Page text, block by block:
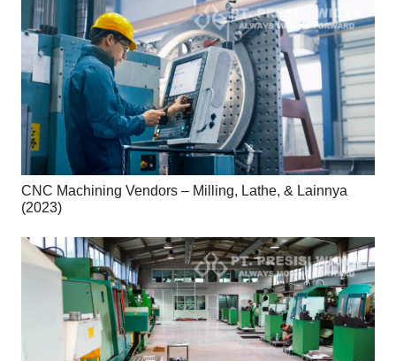
CNC Machining Vendors – Milling, Lathe, & Lainnya
(2023)